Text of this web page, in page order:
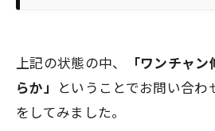
上記の状態の中、
「ワンチャ
らか」 ということでお問い合わ
をしてみました。